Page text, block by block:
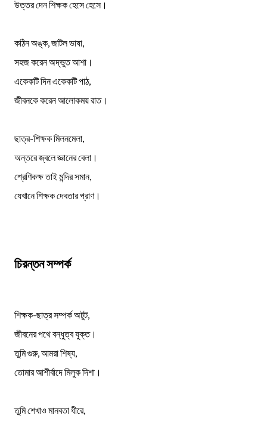
উত্তর দেন শিক্ষক হেসে হেসে।
কঠিন অঙ্ক, জটিল ভাষা,
সহজ করেন অদ্ভুত আশা।
একেকটি দিন একেকটি পাঠ,
জীবনকে করেন আলোকময় রাত।
ছাত্র-শিক্ষক মিলনমেলা,
অন্তরে জ্বলে জ্ঞানের বেলা।
শ্রেণিকক্ষ তাই মন্দির সমান,
যেখানে শিক্ষক দেবতার প্রাণ।
চিরন্তন সম্পর্ক
শিক্ষক-ছাত্র সম্পর্ক অটুট,
জীবনের পথে বন্ধুত্ব যুক্ত।
তুমি গুরু, আমরা শিষ্য,
তোমার আশীর্বাদে মিলুক দিশা।
তুমি শেখাও মানবতা ধীরে,